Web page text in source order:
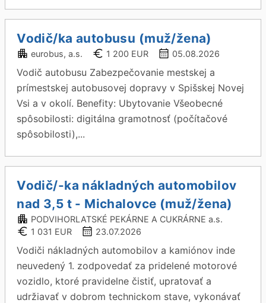
Vodič/ka autobusu (muž/žena)
eurobus, a.s. 1 200 EUR 05.08.2026
Vodič autobusu Zabezpečovanie mestskej a
prímestskej autobusovej dopravy v Spišskej Novej
Vsi a v okolí. Benefity: Ubytovanie Všeobecné
spôsobilosti: digitálna gramotnosť (počítačové
spôsobilosti),...
Vodič/-ka nákladných automobilov
nad 3,5 t - Michalovce (muž/žena)
PODVIHORLATSKÉ PEKÁRNE A CUKRÁRNE a.s.
1 031 EUR
23.07.2026
Vodiči nákladných automobilov a kamiónov inde
neuvedený 1. zodpovedať za pridelené motorové
vozidlo, ktoré pravidelne čistiť, upratovať a
udržiavať v dobrom technickom stave, vykonávať